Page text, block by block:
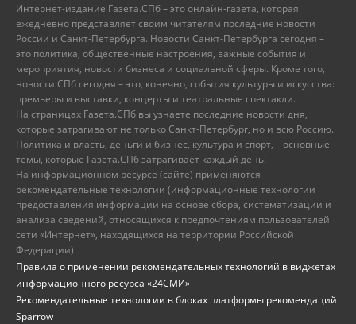
Интернет-издание Газета.СПб – это онлайн-газета, которая
ежедневно представляет своим читателям последние новости
России и Санкт-Петербурга. Новости Санкт-Петербурга сегодня –
это политика, общественные настроения, важные события и
мероприятия, новости бизнеса и социальной сферы. Кроме того,
новости СПб сегодня – это, конечно, события культуры и искусства:
премьеры и выставки, концерты и театральные спектакли.
На страницах Газета.СПб вы узнаете последние новости дня,
которые затрагивают не только Санкт-Петербург, но и всю Россию.
Политика и власть, деньги и бизнес, культура и спорт, – основные
темы, которые Газета.СПб затрагивает каждый день!
На информационном ресурсе (сайте) применяются
рекомендательные технологии (информационные технологии
предоставления информации на основе сбора, систематизации и
анализа сведений, относящихся к предпочтениям пользователей
сети «Интернет», находящихся на территории Российской
Федерации).
Правила о применении рекомендательных технологий в виджетах
информационного ресурса «24СМИ»
Рекомендательные технологии в блоках платформы рекомендаций
Sparrow